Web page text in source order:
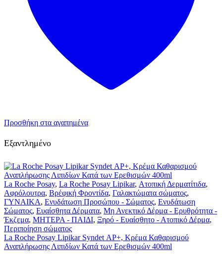
Προσθήκη στα αγαπημένα
Εξαντλημένο
La Roche Posay, La Roche Posay Lipikar, Ατοπική Δερματίτιδα,
Αφρόλουτρα, Βρέφική Φροντίδα, Γαλακτώματα σώματος,
ΓΥΝΑΙΚΑ, Ενυδάτωση Προσώπου - Σώματος, Ενυδάτωση
Σώματος, Ευαίσθητα Δέρματα, Μη Ανεκτικό Δέρμα - Ερυθρότητα -
Έκζεμα, ΜΗΤΕΡΑ - ΠΑΙΔΙ, Ξηρό - Ευαίσθητο - Ατοπικό Δέρμα,
Περιποίηση σώματος
La Roche Posay Lipikar Syndet ΑP+, Κρέμα Καθαρισμού
Αναπλήρωσης Λιπιδίων Κατά των Ερεθισμών 400ml